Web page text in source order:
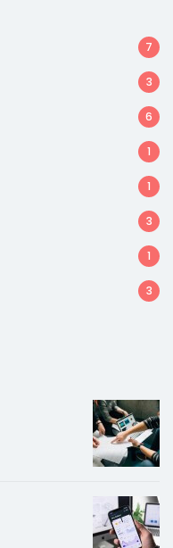
7
3
6
1
1
3
1
3